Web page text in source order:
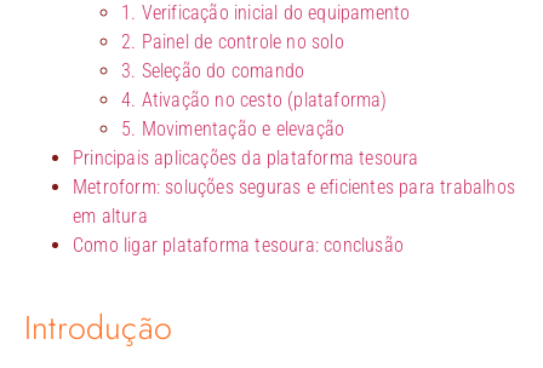
1. Verificação inicial do equipamento
2. Painel de controle no solo
3. Seleção do comando
4. Ativação no cesto (plataforma)
5. Movimentação e elevação
Principais aplicações da plataforma tesoura
Metroform: soluções seguras e eficientes para trabalhos
em altura
Como ligar plataforma tesoura: conclusão
Introdução